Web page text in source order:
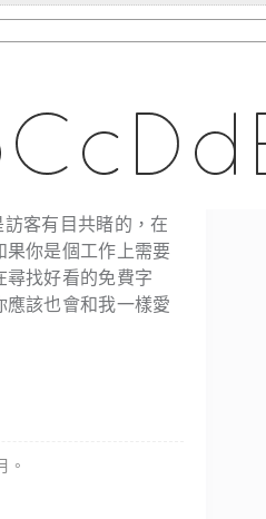
訪客有目共睹的，在
你是個工作上需要
尋找好看的免費字
應該也會和我一樣愛
。